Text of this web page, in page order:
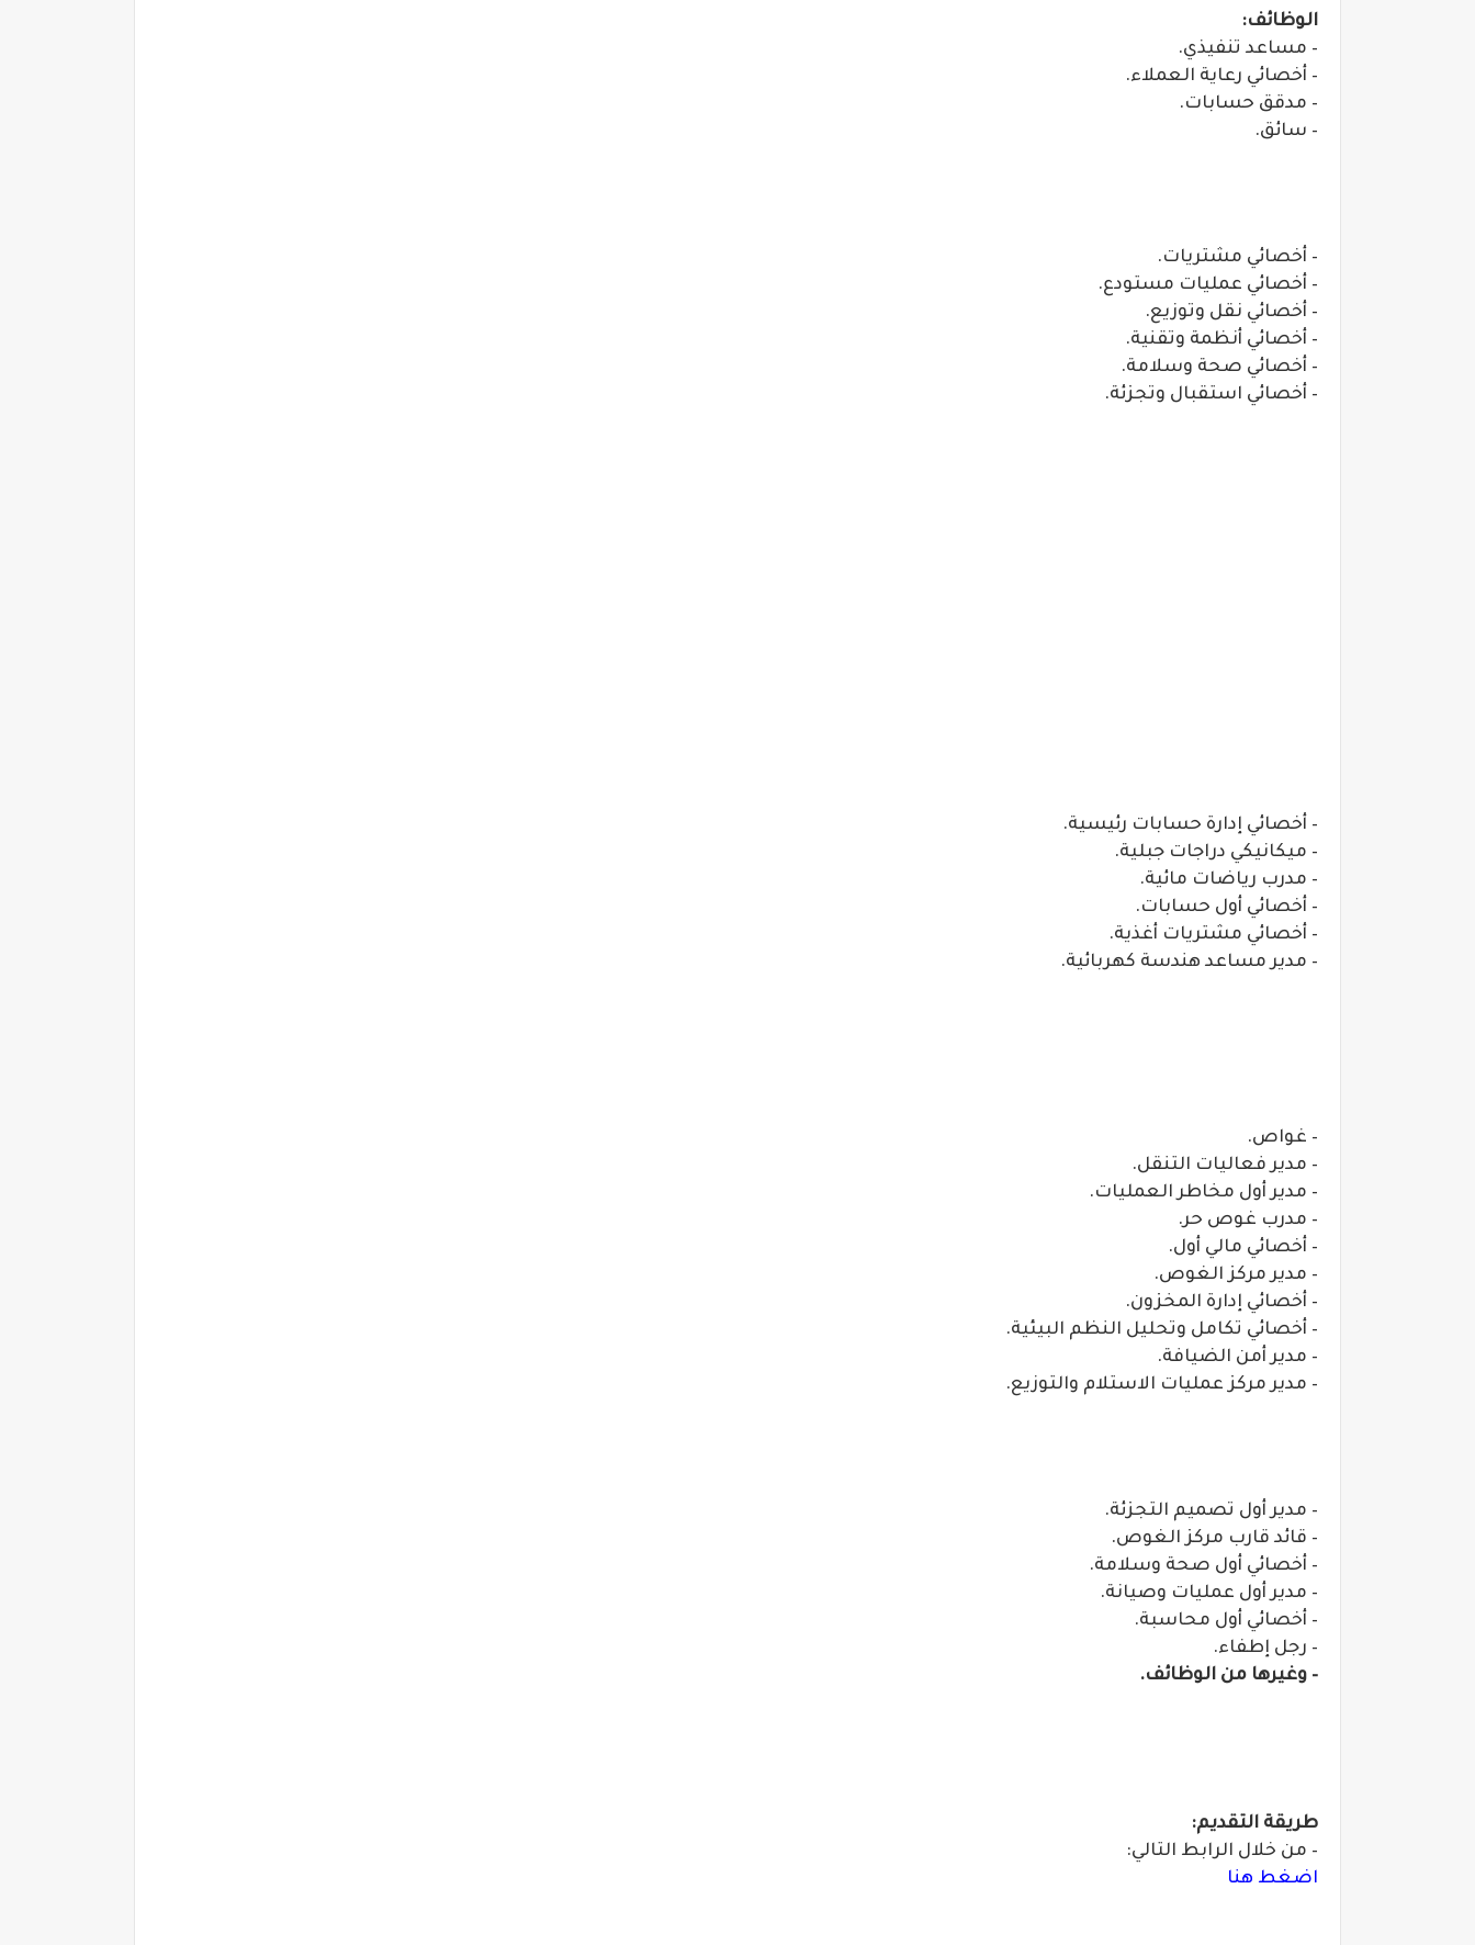
الوظائف:
– مساعد تنفيذي.
– أخصائي رعاية العملاء.
– مدقق حسابات.
– سائق.
– أخصائي مشتريات.
– أخصائي عمليات مستودع.
– أخصائي نقل وتوزيع.
– أخصائي أنظمة وتقنية.
– أخصائي صحة وسلامة.
– أخصائي استقبال وتجزئة.
– أخصائي إدارة حسابات رئيسية.
– ميكانيكي دراجات جبلية.
– مدرب رياضات مائية.
– أخصائي أول حسابات.
– أخصائي مشتريات أغذية.
– مدير مساعد هندسة كهربائية.
– غواص.
– مدير فعاليات التنقل.
– مدير أول مخاطر العمليات.
– مدرب غوص حر.
– أخصائي مالي أول.
– مدير مركز الغوص.
– أخصائي إدارة المخزون.
– أخصائي تكامل وتحليل النظم البيئية.
– مدير أمن الضيافة.
– مدير مركز عمليات الاستلام والتوزيع.
– مدير أول تصميم التجزئة.
– قائد قارب مركز الغوص.
– أخصائي أول صحة وسلامة.
– مدير أول عمليات وصيانة.
– أخصائي أول محاسبة.
– رجل إطفاء.
– وغيرها من الوظائف.
طريقة التقديم:
– من خلال الرابط التالي:
اضغط هنا